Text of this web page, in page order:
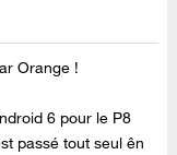
Orange !
6 pour le P8
passé tout seul ên